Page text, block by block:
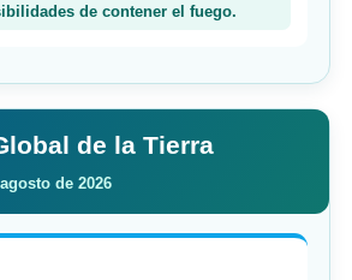
de contener el fuego.
de la Tierra
de 2026